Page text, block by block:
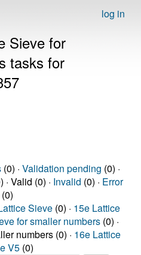
log in
Sieve for
tasks for
(0) · Validation pending (0) ·
· Valid (0) · Invalid (0) · Error
(0)
Sieve (0) · 15e Lattice
for smaller numbers (0) ·
numbers (0) · 16e Lattice
V5 (0)